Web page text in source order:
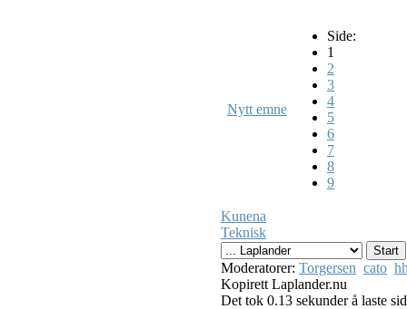
Nytt emne
Side:
1
2
3
4
5
6
7
8
9
Kunena
Teknisk
Moderatorer: Torgersen cato
Kopirett Laplander.nu
Det tok 0.13 sekunder å laste